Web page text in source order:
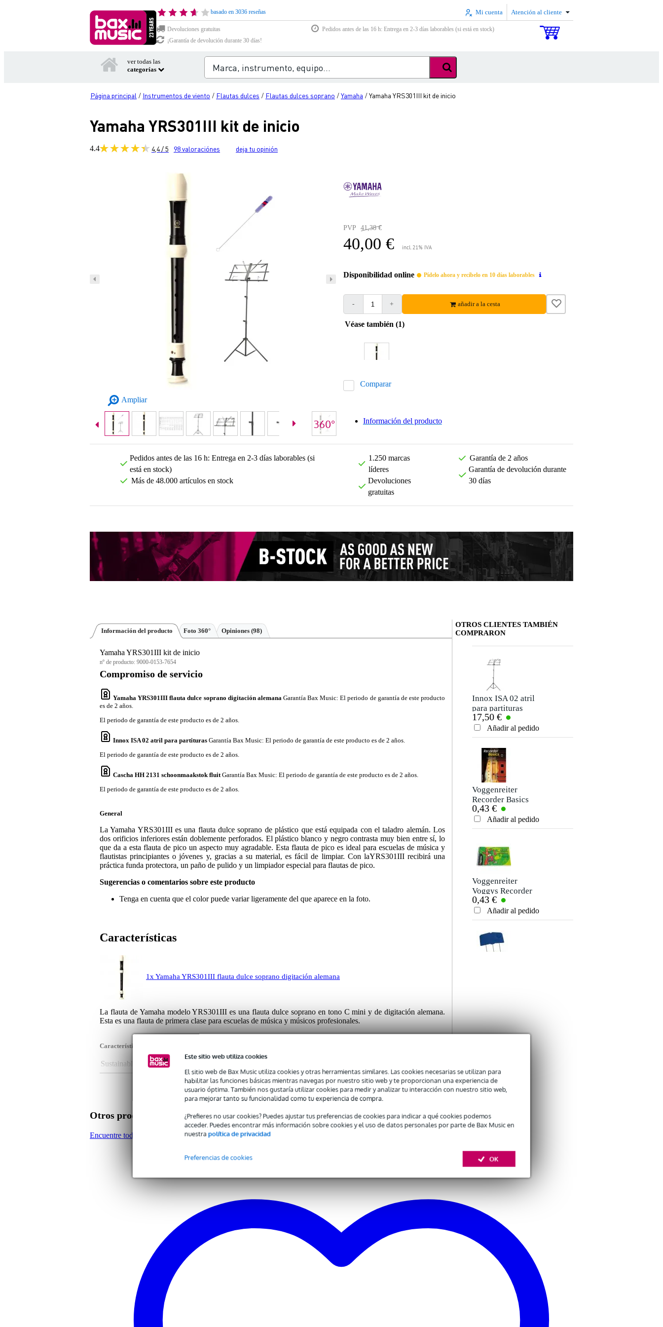
Este sitio web utiliza cookies
El sitio web de Bax Music utiliza cookies y otras herramientas similares. Las cookies necesarias se utilizan para
habilitar las funciones básicas mientras navegas por nuestro sitio web y te proporcionan una experiencia de
usuario óptima. También nos gustaría utilizar cookies para medir y analizar tu interacción con nuestro sitio web,
para mejorar tanto su funcionalidad como tu experiencia de compra.
¿Prefieres no usar cookies? Puedes ajustar tus preferencias de cookies para indicar a qué cookies podemos
acceder. Puedes encontrar más información sobre cookies y el uso de datos personales por parte de Bax Music en
nuestra política de privacidad
OK
Preferencias de cookies
basado en 3036 reseñas Mi cuenta Atención al cliente
Devoluciones gratuitas
Pedidos antes de las 16 h: Entrega en 2-3 días laborables (si está en stock)
¡Garantía de devolución durante 30 días!
ver todas las
categorías
Página principal / Instrumentos de viento / Flautas dulces / Flautas dulces soprano /Yamaha /Yamaha YRS301III kit de inicio
Yamaha YRS301III kit de inicio
4.4 4,4 / 5 98valoraciónes deja tu opinión
Ampliar
PVP 41,38 €
40,00 € incl. 21% IVA
Disponibilidad online Pídelo ahora y recíbelo en 10 días laborables
- + añadir a la cesta
Véase también (1)
Comparar
Información del producto
Pedidos antes de las 16 h: Entrega en 2-3 días laborables (si
está en stock)
Más de 48.000 artículos en stock
1.250 marcas
líderes
Devoluciones
gratuitas
Garantía de 2 años
Garantía de devolución durante
30 días
Información del producto Foto 360° Opiniones (98)
Yamaha YRS301III kit de inicio
nº de producto: 9000-0153-7654
Compromiso de servicio
Yamaha YRS301III flauta dulce soprano digitación alemana Garantía Bax Music: El periodo de garantía de este producto
es de 2 años.
El periodo de garantía de este producto es de 2 años.
Innox ISA 02 atril para partituras Garantía Bax Music: El periodo de garantía de este producto es de 2 años.
El periodo de garantía de este producto es de 2 años.
Cascha HH 2131 schoonmaakstok fluit Garantía Bax Music: El periodo de garantía de este producto es de 2 años.
El periodo de garantía de este producto es de 2 años.
General
La Yamaha YRS301III es una flauta dulce soprano de plástico que está equipada con el taladro alemán. Los
dos orificios inferiores están doblemente perforados. El plástico blanco y negro contrasta muy bien entre sí, lo
que da a esta flauta de pico un aspecto muy agradable. Esta flauta de pico es ideal para escuelas de música y
flautistas principiantes o jóvenes y, gracias a su material, es fácil de limpiar. Con laYRS301III recibirá una
práctica funda protectora, un paño de pulido y un limpiador especial para flautas de pico.
Sugerencias o comentarios sobre este producto
Tenga en cuenta que el color puede variar ligeramente del que aparece en la foto.
Características
1x Yamaha YRS301III flauta dulce soprano digitación alemana
La flauta de Yamaha modelo YRS301III es una flauta dulce soprano en tono C mini y de digitación alemana.
Esta es una flauta de primera clase para escuelas de música y músicos profesionales.
Características del producto
Sustainable product
plástico
alemán
Color
blanco , negro
130 gr
Dimensiones(incluyendo el paquete) 37,0 x 7,0 x 4,0 cm
color: marrón oscuro
Tipo de tono: C
digitación: alemana
realizada con resina de excelente calidad
se incluye funda protectora de algodón, paño y producto especial de limpieza
1x Innox ISA 02 atril para partituras
OTROS CLIENTES TAMBIÉN
COMPRARON
Innox ISA 02 atril
para partituras
17,50 €
Añadir al pedido
Voggenreiter
Recorder Basics
Edición en inglés
0,43 €
Añadir al pedido
Voggenreiter
Voggys Recorder
Songbook
(English)
0,43 €
Añadir al pedido
Otros productos de Yamaha
Encuentre todos los productos de la marca Yamaha